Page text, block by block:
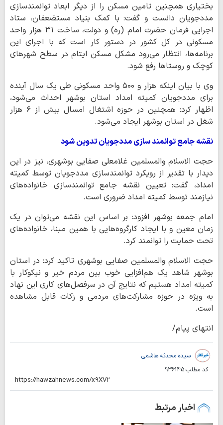
بختیاری همچنین تامین مسکن را از دیگر ابعاد توانمندسازی
مددجویان دانست و گفت: با کمک بنیاد مستضعفان، ستاد
اجرایی فرمان حضرت امام (ره) و دولت، ساخت ۳۱ هزار واحد
مسکونی در کل کشور در دستور کار است که با اجرای این
برنامه‌ها، انتظار می‌رود مشکل مسکن ایتام در سطح شهرهای
کوچک و روستاها رفع شود.
وی با بیان اینکه هزار و ۵۰۰ واحد مسکونی طی یک سال آینده
برای مددجویان کمیته امداد استان بوشهر احداث می‌شود،
اظهار کرد: همچنین در حوزه اشتغال امسال بیش از ۶ هزار
شغل در استان بوشهر ایجاد می‌شود.
نقشه جامع توانمند سازی مددجویان تدوین شود
حجت الاسلام والمسلمین غلامعلی صفایی بوشهری، نیز در این
دیدار با تقدیر از رویکرد توانمندسازی مددجویان توسط کمیته
امداد، گفت: تعیین نقشه جامع توانمندسازی خانواده‌های
نیازمند توسط کمیته امداد ضروری است.
امام جمعه بوشهر افزود: بر اساس این نقشه می‌توان در یک
زمان معین و با ایجاد کارگروه‌هایی با همین مبنا، خانواده‌های
تحت حمایت را توانمند کرد.
حجت الاسلام والمسلمین صفایی بوشهری تاکید کرد: در استان
بوشهر شاهد یک هم‌افزایی خوب بین مردم خیر و نیکوکار با
کمیته امداد هستیم که نتایج آن در سرفصل‌های کاری این نهاد
به ویژه در حوزه مشارکت‌های مردمی و زکات قابل مشاهده
است.
انتهای پیام/
سیده محدثه هاشمی
کد مطلب:936145
اخبار مرتبط